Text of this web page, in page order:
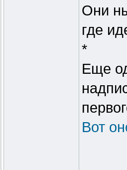
Они
где
*
Еще
Вот